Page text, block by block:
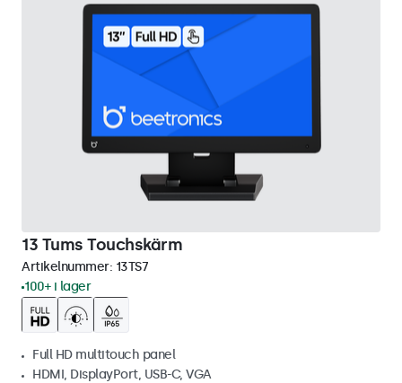
13 Tums Touchskärm
Artikelnummer: 13TS7
100+ i lager
Full HD multitouch panel
HDMI, DisplayPort, USB-C, VGA